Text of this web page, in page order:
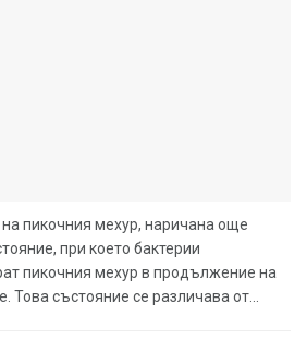
пикочния мехур, наричана още
при което бактерии
пикочния мехур в продължение на
състояние се различава от...